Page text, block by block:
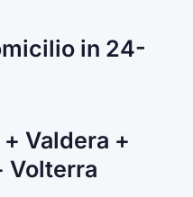
in 24-
Valdera +
Volterra